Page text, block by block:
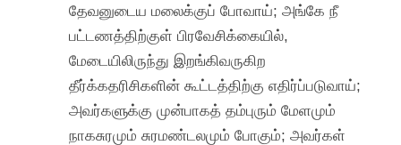
தேவனுடைய மலைக்குப் போவாய்; அங்கே நீ
பட்டணத்திற்குள் பிரவேசிக்கையில்,
மேடையிலிருந்து இறங்கிவருகிற
தீர்க்கதரிசிகளின் கூட்டத்திற்கு எதிர்ப்படுவாய்;
அவர்களுக்கு முன்பாகத் தம்புரும் மேளமும்
நாகசுரமும் சுரமண்டலமும் போகும்; அவர்கள்